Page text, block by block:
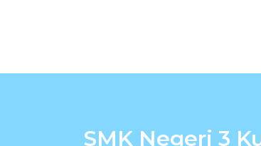
SMK Negeri 3